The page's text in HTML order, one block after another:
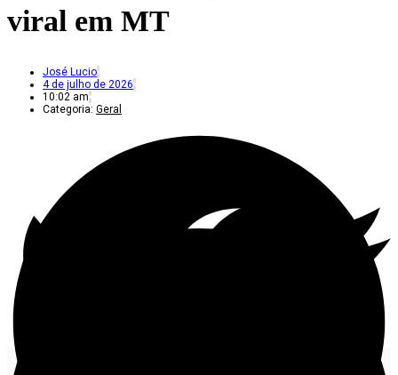
viral em MT
José Lucio
4 de julho de 2026
10:02 am
Categoria: Geral